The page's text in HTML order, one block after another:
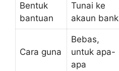
Bentuk
bantuan
Tunai ke
akaun bank
Cara guna
Bebas,
untuk apa-
apa